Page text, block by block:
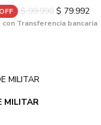
$ 99.990 $ 79.992
con Transferencia bancaria
MILITAR